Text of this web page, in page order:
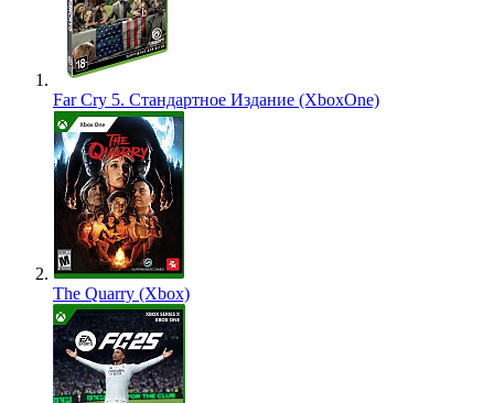
Far Cry 5. Стандартное Издание (XboxOne)
The Quarry (Xbox)